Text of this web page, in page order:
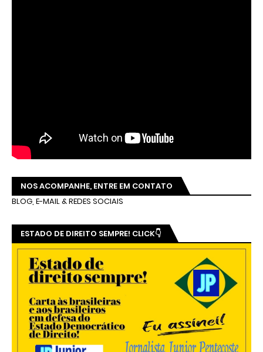
NOS ACOMPANHE, ENTRE EM CONTATO
BLOG, E-MAIL & REDES SOCIAIS
ESTADO DE DIREITO SEMPRE! CLICK👇